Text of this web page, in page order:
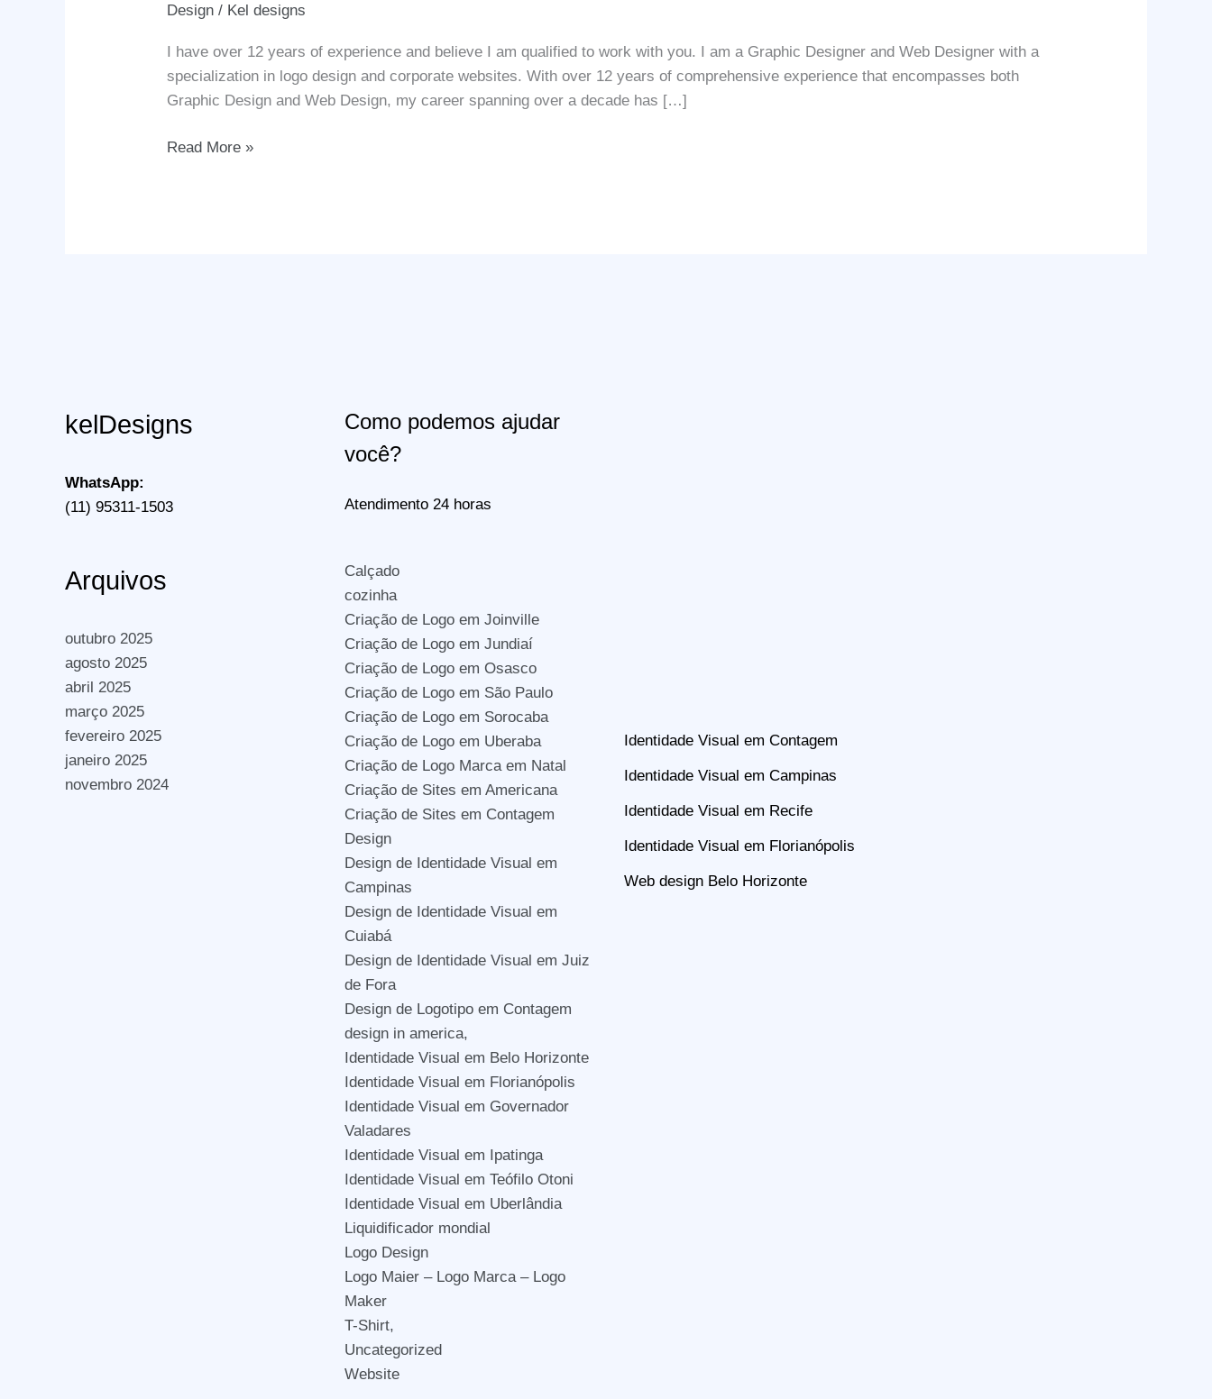
Design / Kel designs
I have over 12 years of experience and believe I am qualified to work with you. I am a Graphic Designer and Web Designer with a
specialization in logo design and corporate websites. With over 12 years of comprehensive experience that encompasses both
Graphic Design and Web Design, my career spanning over a decade has […]
Pro
Read More »
kelDesigns
WhatsApp:
(11) 95311-1503
Arquivos
outubro 2025
agosto 2025
abril 2025
março 2025
fevereiro 2025
janeiro 2025
novembro 2024
Como podemos ajudar
você?
Atendimento 24 horas
Calçado
cozinha
Criação de Logo em Joinville
Criação de Logo em Jundiaí
Criação de Logo em Osasco
Criação de Logo em São Paulo
Criação de Logo em Sorocaba
Criação de Logo em Uberaba
Criação de Logo Marca em Natal
Criação de Sites em Americana
Criação de Sites em Contagem
Design
Design de Identidade Visual em
Campinas
Design de Identidade Visual em
Cuiabá
Design de Identidade Visual em Juiz
de Fora
Design de Logotipo em Contagem
design in america,
Identidade Visual em Belo Horizonte
Identidade Visual em Florianópolis
Identidade Visual em Governador
Valadares
Identidade Visual em Ipatinga
Identidade Visual em Teófilo Otoni
Identidade Visual em Uberlândia
Liquidificador mondial
Logo Design
Logo Maier – Logo Marca – Logo
Maker
T-Shirt,
Uncategorized
Website
Identidade Visual em Contagem
Identidade Visual em Campinas
Identidade Visual em Recife
Identidade Visual em Florianópolis
Web design Belo Horizonte